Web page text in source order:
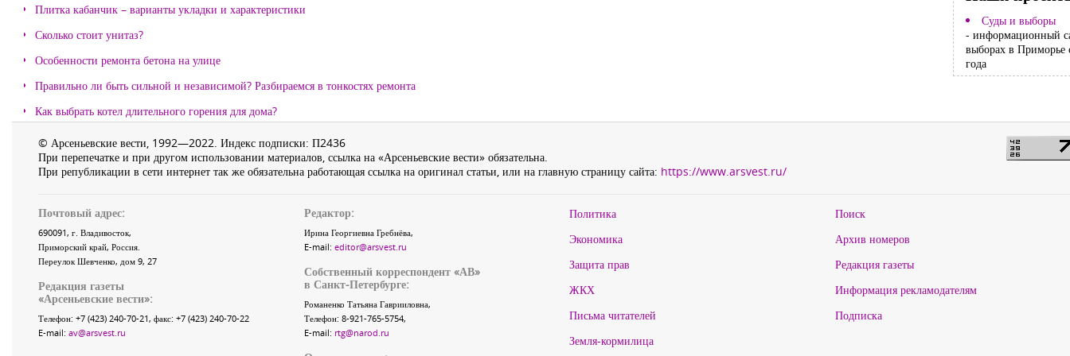
Плитка кабанчик – варианты укладки и характеристики
Сколько стоит унитаз?
Особенности ремонта бетона на улице
Правильно ли быть сильной и независимой? Разбираемся в тонкостях ремонта
Как выбрать котел длительного горения для дома?
Суды и выборы
- информационный
выборах в Приморье
года
© Арсеньевские вести, 1992—2022. Индекс подписки: П2436
При перепечатке и при другом использовании материалов, ссылка на «Арсеньевские вести» обязательна.
При републикации в сети интернет так же обязательна работающая ссылка на оригинал статьи, или на главную страницу сайта: https://www.arsvest.ru/
Почтовый адрес:
690091, г. Владивосток,
Приморский край, Россия.
Переулок Шевченко, дом 9, 27
Редакция газеты
«Арсеньевские вести»:
Телефон: +7 (423) 240-70-21, факс: +7 (423) 240-70-22
E-mail: av@arsvest.ru
Редактор:
Ирина Георгиевна Гребнёва,
E-mail: editor@arsvest.ru
Собственный корреспондент «АВ»
в Санкт-Петербурге:
Романенко Татьяна Гаврииловна,
Телефон: 8-921-765-5754,
E-mail: rtg@narod.ru
Политика
Экономика
Защита прав
ЖКХ
Письма читателей
Земля-кормилица
Поиск
Архив номеров
Редакция газеты
Информация рекламодателям
Подписка